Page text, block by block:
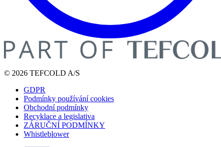
© 2026 TEFCOLD A/S
GDPR
Podmínky používání cookies
Obchodní podmínky
Recyklace a legislativa
ZÁRUČNÍ PODMÍNKY
Whistleblower